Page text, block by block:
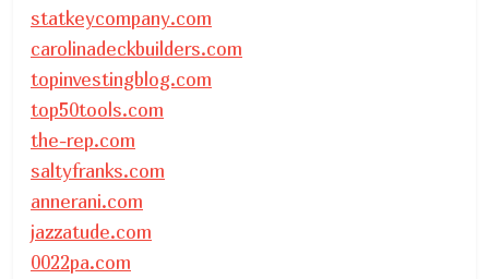
statkeycompany.com
carolinadeckbuilders.com
topinvestingblog.com
top50tools.com
the-rep.com
saltyfranks.com
annerani.com
jazzatude.com
0022pa.com